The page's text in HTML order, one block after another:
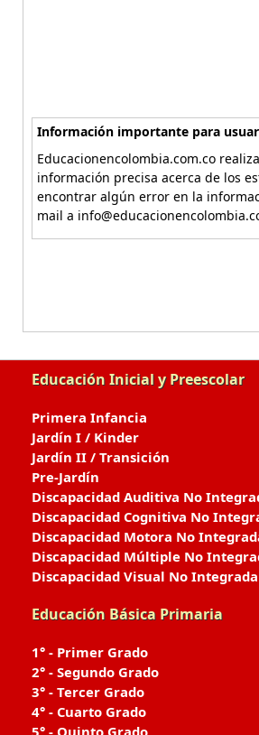
Información importante para
Educacionencolombia.com.co
información precisa acerca de los
encontrar algún error en la
mail a
Educación Inicial y Preescolar
Primera Infancia
Jardín I / Kinder
Jardín II / Transición
Pre-Jardín
Discapacidad Auditiva No
Discapacidad Cognitiva No
Discapacidad Motora No
Discapacidad Múltiple No
Discapacidad Visual No Integrada
Educación Básica Primaria
1° - Primer Grado
2° - Segundo Grado
3° - Tercer Grado
4° - Cuarto Grado
5° - Quinto Grado